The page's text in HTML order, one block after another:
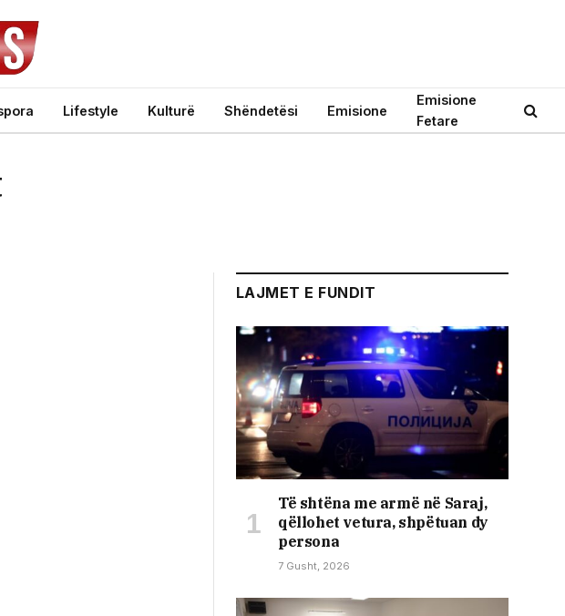
Lifestyle Kulturë Shëndetësi Emisione
Emisione
Fetare
LAJMET E FUNDIT
Të shtëna me armë në Saraj,
qëllohet vetura, shpëtuan dy
persona
7 Gusht, 2026